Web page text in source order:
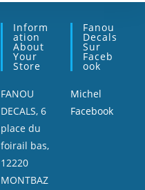
Inform
Ation
About
Your
Store
FANOU
DECALS, 6
place du
foirail bas,
12220
MONTBAZ
Fanou
Decals
Sur
Faceb
Ook
Michel
Facebook